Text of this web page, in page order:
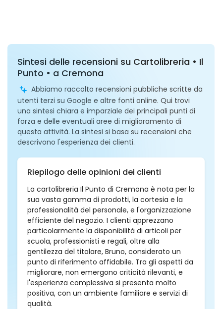
Sintesi delle recensioni su Cartolibreria • Il
Punto • a Cremona
Abbiamo raccolto recensioni pubbliche scritte da
utenti terzi su Google e altre fonti online. Qui trovi
una sintesi chiara e imparziale dei principali punti di
forza e delle eventuali aree di miglioramento di
questa attività. La sintesi si basa su recensioni che
descrivono l'esperienza dei clienti.
Riepilogo delle opinioni dei clienti
La cartolibreria Il Punto di Cremona è nota per la
sua vasta gamma di prodotti, la cortesia e la
professionalità del personale, e l'organizzazione
efficiente del negozio. I clienti apprezzano
particolarmente la disponibilità di articoli per
scuola, professionisti e regali, oltre alla
gentilezza del titolare, Bruno, considerato un
punto di riferimento affidabile. Tra gli aspetti da
migliorare, non emergono criticità rilevanti, e
l'esperienza complessiva si presenta molto
positiva, con un ambiente familiare e servizi di
qualità.